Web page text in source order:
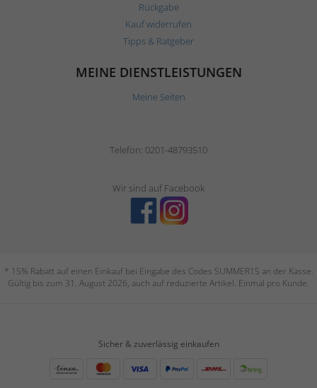
Rückgabe
Kauf widerrufen
Tipps & Ratgeber
MEINE DIENSTLEISTUNGEN
Meine Seiten
Telefon: 0201-48793510
Wir sind auf Facebook
* 15% Rabatt auf einen Einkauf bei Eingabe des Codes SUMMER15 an der Kasse.
Gültig bis zum 31. August 2026, auch auf reduzierte Artikel. Einmal pro Kunde.
Sicher & zuverlässig einkaufen